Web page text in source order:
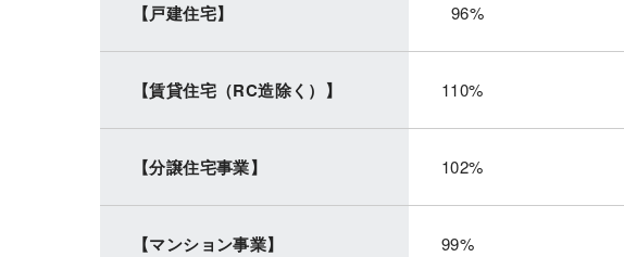
【戸建住宅】 96%
【賃貸住宅（RC造除く）】 110%
【分譲住宅事業】 102%
【マンション事業】 99%